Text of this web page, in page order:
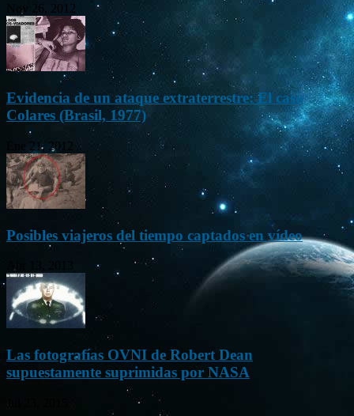
Nov 26, 2012
Evidencia de un ataque extraterrestre: El caso
Colares (Brasil, 1977)
Ene 21, 2012
Posibles viajeros del tiempo captados en vídeo
Las fotografías OVNI de Robert Dean
supuestamente suprimidas por NASA